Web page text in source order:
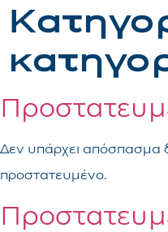
Δεν υπάρχει απόσπασμα
προστατευμένο.